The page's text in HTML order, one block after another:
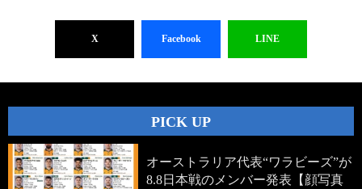
X Facebook LINE
PICK UP
オーストラリア代表“ワラビーズ”が
8.8日本戦のメンバー発表【顔写真